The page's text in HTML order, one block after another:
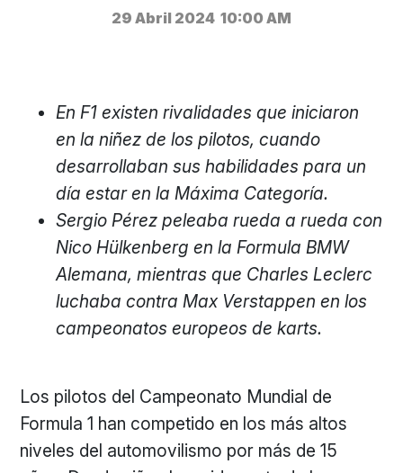
29 Abril 2024 10:00 AM
En F1 existen rivalidades que iniciaron
en la niñez de los pilotos, cuando
desarrollaban sus habilidades para un
día estar en la Máxima Categoría.
Sergio Pérez peleaba rueda a rueda con
Nico Hülkenberg en la Formula BMW
Alemana, mientras que Charles Leclerc
luchaba contra Max Verstappen en los
campeonatos europeos de karts.
Los pilotos del Campeonato Mundial de
Formula 1 han competido en los más altos
niveles del automovilismo por más de 15